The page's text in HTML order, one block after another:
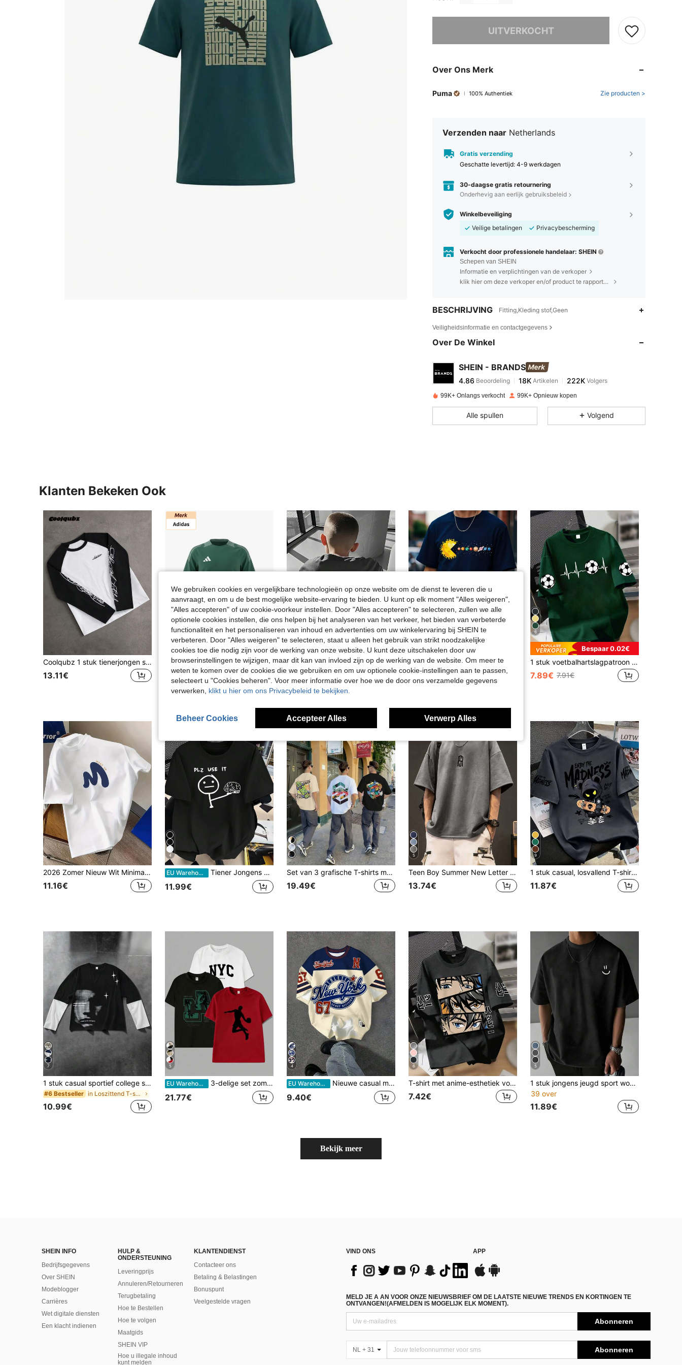
UITVERKOCHT
Over Ons Merk
Puma 100% Authentiek Zie producten >
Verzenden naar Netherlands
Gratis verzending
Geschatte levertijd: 4-9 werkdagen
30-daagse gratis retournering
Onderhevig aan eerlijk gebruiksbeleid
Winkelbeveiliging
Veilige betalingen
Privacybescherming
Verkocht door professionele handelaar: SHEIN
Schepen van SHEIN
Informatie en verplichtingen van de verkoper
klik hier om deze verkoper en/of product te rapporteren.
BESCHRIJVING Fitting,Kleding stof,Geen
Veiligheidsinformatie en contactgegevens
Over De Winkel
SHEIN - BRANDS
4.86 18K 222K
4.86
18KArtikelen
c***obetaalde1 dag geleden
4.86 18K 222K
4.86 18K
4.86 18K
99K+ Onlangs verkocht 99K+ Opnieuw kopen
Alle spullen Volgend
Klanten Bekeken Ook
Coolqubz 1 stuk tienerjongen straatstijl colorblock mode crew neck raglan T-shirt, opvallend colorblock ontwerp, comfortabele stof, geschikt voor streetwear en sportieve casual, lente/herfst nieuwe stijl, geschikt voor meerdere seizoenen
13.11€
SHEIN - BRANDS
EU Warehouse -6% Adidas Kids' Classic Fit Quick-Dry Skin-Friendly Gym Home Travel Green IR5473
15.74€ 16.87€
Three koalas
Casual T-shirt met grappige print en ronde hals voor tienerjongens, korte mouwen, zomertop
26 over
9.36€
11.31€
6
Bespaar 0.02€
1 stuk voetbalhartslagpatroon tiener T-shirt, voetbal- en hartslagpatroon sportstijl, zachte en comfortabele stof, perfect voor dagelijks gebruik op school
7.89€ 7.91€
2026 Zomer Nieuw Wit Minimalistisch Klassiek Fit T-shirt met Korte Mouwen, Minimalistisch Marineblauw M-letter Wit T-shirt met Korte Mouwen Los en Veelzijdig, Geschikt voor Tieners Jongens en Meisjes, Verfrissend Wit T-shirt is de Perfecte Cadeaukeuze voor Vrienden en Familie, Niche Design Letterprint Veelzijdig Effen Kleur Losse Top met Korte Mouwen
11.16€
4
EU Warehouse Tiener Jongens Spotprent Tekst Geprint Ronde hals T-shirts
11.99€
Set van 3 grafische T-shirts met korte mouwen voor tienerjongens, zomerse streetstyle combinatie, zachte en comfortabele zomertops, casual T-shirts voor tienerjongens, geschikt voor weekenduitjes/dagelijks gebruik.
19.49€
5
Teen Boy Summer New Letter Print Casual Ronde Hals Korte Mouw T-shirt
13.74€
9
1 stuk casual, losvallend T-shirt met cartoonprint en korte mouwen, sportief T-shirt met ronde hals voor tienerjongens, perfect zomercadeau voor school en buitenactiviteiten, lente/zomer
11.87€
7
1 stuk casual sportief college street 2-in-1 T-shirt voor tienerjongens in zwart met groot patroon
#6 Bestseller in Loszittend T-shirts voor tienerjongens
10.99€
5
EU Warehouse 3-delige set zomerse outdoor basketbaltops voor tienerjongens, met LA- en NYC-print, sportieve casual tops met ronde hals en korte mouwen.
21.77€
4
EU Warehouse Nieuwe casual minimalistische Amerikaanse retrostijl voor tienerjongens, T-shirt met ronde hals en korte mouwen met grafisch nummer 67, geschikt voor de zomer, straatfotografie, dagelijks gebruik, uitstapjes, thuis, vakantie, lente- en zomermode, zomerse gemakkelijke comfort, lagen voor tienerjongens, stijlvolle tienerjongens, casual kleding, sportief grafisch T-shirt voor tienerjongens
9.40€
6
T-shirt met anime-esthetiek voor tieners, losvallend model, bedrukt met een oogpatroon en een Japanse slogan, oversized top met korte mouwen, geschikt voor anime-bijeenkomsten, weekenduitjes en streetstyle.
7.42€
5
1 stuk jongens jeugd sport woon-werkverkeer casual print shirt met korte mouwen, lente zomer herfst
39 over
11.89€
Bekijk meer
SHEIN INFO
Bedrijfsgegevens
Over SHEIN
Modeblogger
Carrières
Wet digitale diensten
Een klacht indienen
HULP &
ONDERSTEUNING
Leveringprijs
Annuleren/Retourneren
Terugbetaling
Hoe te Bestellen
Hoe te volgen
Maatgids
SHEIN VIP
Hoe u illegale inhoud
kunt melden
KLANTENDIENST
Contacteer ons
Betaling & Belastingen
Bonuspunt
Veelgestelde vragen
VIND ONS APP
MELD JE A AN VOOR ONZE NIEUWSBRIEF OM DE LAATSTE NIEUWE TRENDS EN KORTINGEN TE
ONTVANGEN!(AFMELDEN IS MOGELIJK ELK MOMENT).
Abonneren
NL + 31 Abonneren
We gebruiken cookies en vergelijkbare technologieën op onze website om de dienst te leveren die u
aanvraagt, en om u de best mogelijke website-ervaring te bieden. U kunt op elk moment "Alles weigeren",
"Alles accepteren" of uw cookie-voorkeur instellen. Door "Alles accepteren" te selecteren, zullen we alle
optionele cookies instellen, die ons helpen bij het analyseren van het verkeer, het bieden van verbeterde
functionaliteit en het personaliseren van inhoud en advertenties om uw winkelervaring bij SHEIN te
verbeteren. Door "Alles weigeren" te selecteren, staat u alleen het gebruik van strikt noodzakelijke
cookies toe die nodig zijn voor de werking van onze website. U kunt deze uitschakelen door uw
browserinstellingen te wijzigen, maar dit kan van invloed zijn op de werking van de website. Om meer te
weten te komen over de cookies die we gebruiken en om uw optionele cookie-instellingen aan te passen,
selecteert u "Cookies beheren". Voor meer informatie over hoe we de door ons verzamelde gegevens
verwerken, klikt u hier om ons Privacybeleid te bekijken.
Beheer Cookies Accepteer Alles Verwerp Alles